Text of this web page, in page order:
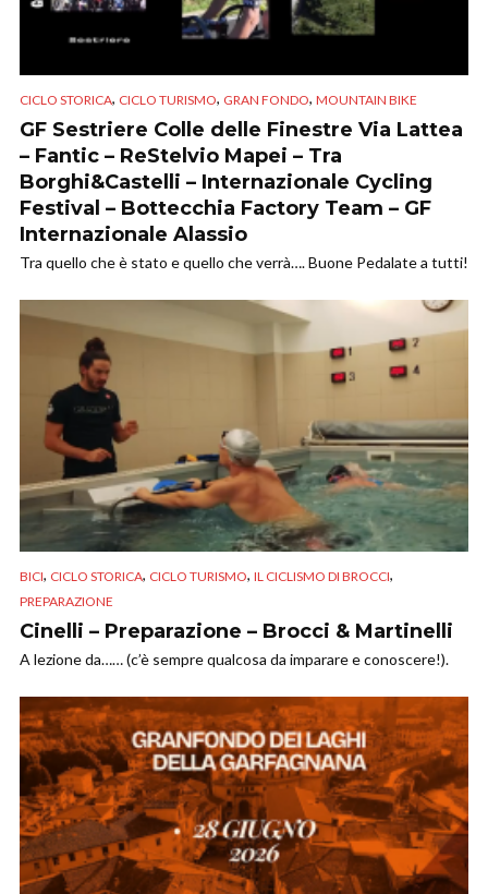
CICLO STORICA, CICLO TURISMO, GRAN FONDO, MOUNTAIN BIKE
GF Sestriere Colle delle Finestre Via Lattea
– Fantic – ReStelvio Mapei – Tra
Borghi&Castelli – Internazionale Cycling
Festival – Bottecchia Factory Team – GF
Internazionale Alassio
Tra quello che è stato e quello che verrà…. Buone Pedalate a tutti!
BICI, CICLO STORICA, CICLO TURISMO, IL CICLISMO DI BROCCI,
PREPARAZIONE
Cinelli – Preparazione – Brocci & Martinelli
A lezione da…… (c’è sempre qualcosa da imparare e conoscere!).